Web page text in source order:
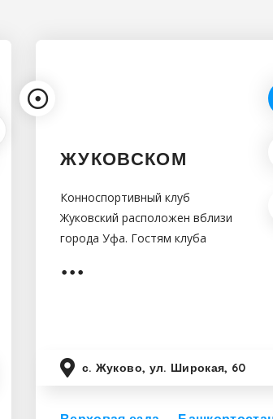
ЖУКОВСКОМ
Конноспортивный клуб
Жуковский расположен вблизи
города Уфа. Гостям клуба
комфортного знакомства с
с. Жуково, ул. Широкая, 60